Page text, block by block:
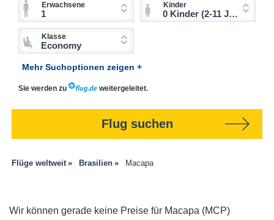
Erwachsene
1
Kinder
0 Kinder (2-11 Jahre)
Klasse
Economy
Mehr Suchoptionen zeigen +
Sie werden zu weitergeleitet.
Flug suchen
Flüge weltweit Brasilien Macapa
Wir können gerade keine Preise für Macapa (MCP)